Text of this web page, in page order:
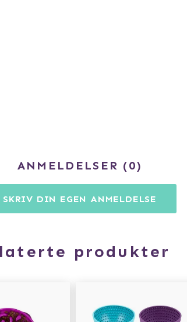
ANMELDELSER 0
SKRIV DIN EGEN ANMELDELSE
produkter